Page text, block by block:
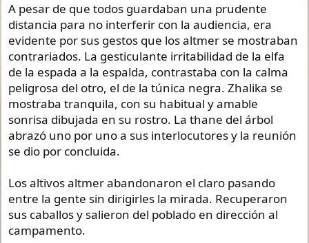
A pesar de que todos guardaban una prudente
distancia para no interferir con la audiencia, era
evidente por sus gestos que los altmer se mostraban
contrariados. La gesticulante irritabilidad de la elfa
de la espada a la espalda, contrastaba con la calma
peligrosa del otro, el de la túnica negra. Zhalika se
mostraba tranquila, con su habitual y amable
sonrisa dibujada en su rostro. La thane del árbol
abrazó uno por uno a sus interlocutores y la reunión
se dio por concluida.
Los altivos altmer abandonaron el claro pasando
entre la gente sin dirigirles la mirada. Recuperaron
sus caballos y salieron del poblado en dirección al
campamento.